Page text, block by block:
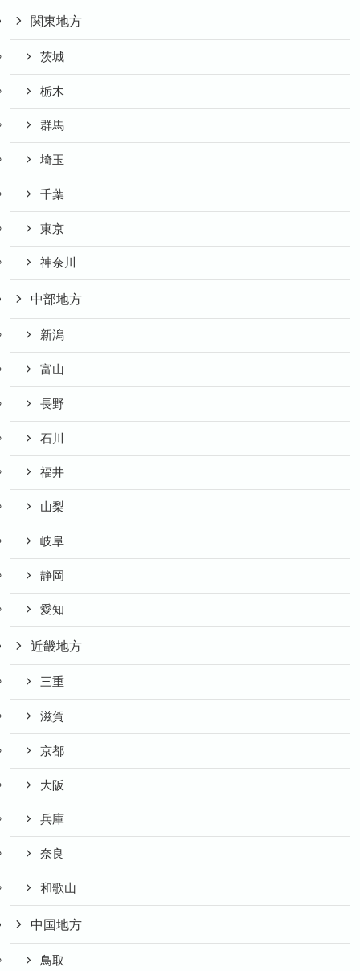
関東地方
茨城
栃木
群馬
埼玉
千葉
東京
神奈川
中部地方
新潟
富山
長野
石川
福井
山梨
岐阜
静岡
愛知
近畿地方
三重
滋賀
京都
大阪
兵庫
奈良
和歌山
中国地方
鳥取